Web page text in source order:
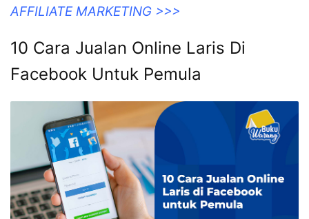
www.deliahijab.com
KLIK DISINI UNTUK DOWNLOAD PANDUAN
AFFILIATE MARKETING >>>